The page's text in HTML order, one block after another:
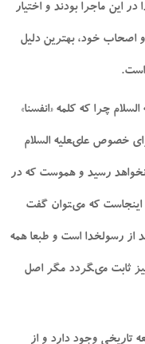
اين ماجرا بودند و اختيار
و اصحاب خود، بهترين دليل
چرا كه كلمه «انفسنا»
خصوص على‏عليه السلام
رسيد و هموست كه در
كه مى‏توان گفت
از رسول‏خدا است و طبعا همه
نيز ثابت مى‏گردد مگر اصل
تاريخى وجود دارد و از